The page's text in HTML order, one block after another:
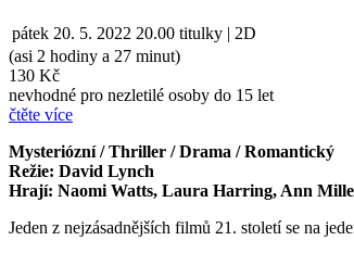
pátek 20. 5. 2022 20.00 titulky | 2D
(asi 2 hodiny a 27 minut)
130 Kč
nevhodné pro nezletilé osoby do 15 let
čtěte více
Mysteriózní / Thriller / Drama / Romantický
Režie: David Lynch
Hrají: Naomi Watts, Laura Harring, Ann
Jeden z nejzásadnějších filmů 21. století se na